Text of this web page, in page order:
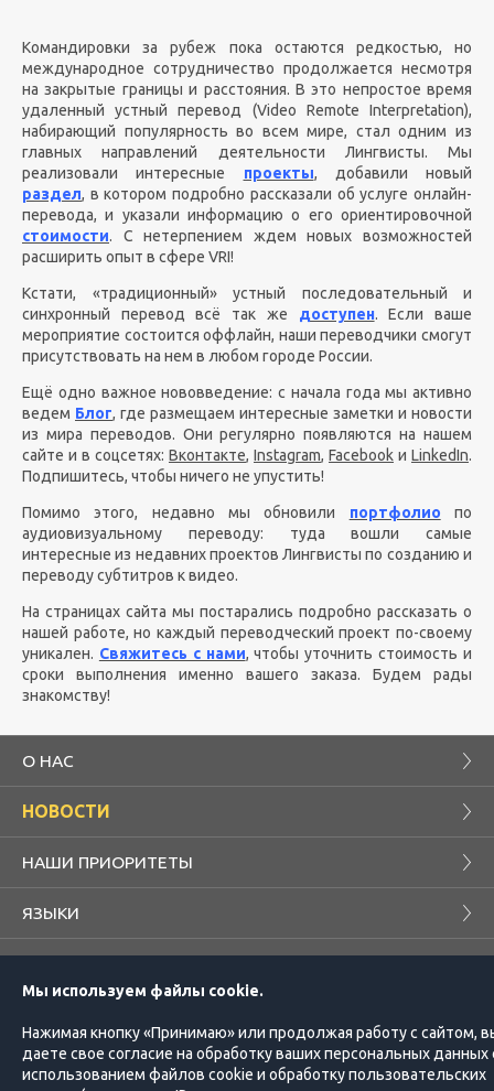
Командировки за рубеж пока остаются редкостью, но
международное сотрудничество продолжается несмотря
на закрытые границы и расстояния. В это непростое время
удаленный устный перевод (Video Remote Interpretation),
набирающий популярность во всем мире, стал одним из
главных направлений деятельности Лингвисты. Мы
реализовали интересные проекты, добавили новый
раздел, в котором подробно рассказали об услуге онлайн-
перевода, и указали информацию о его ориентировочной
стоимости. С нетерпением ждем новых возможностей
расширить опыт в сфере VRI!
Кстати, «традиционный» устный последовательный и
синхронный перевод всё так же доступен. Если ваше
мероприятие состоится оффлайн, наши переводчики смогут
присутствовать на нем в любом городе России.
Ещё одно важное нововведение: с начала года мы активно
ведем Блог, где размещаем интересные заметки и новости
из мира переводов. Они регулярно появляются на нашем
сайте и в соцсетях: Вконтакте, Instagram, Facebook и LinkedIn.
Подпишитесь, чтобы ничего не упустить!
Помимо этого, недавно мы обновили портфолио по
аудиовизуальному переводу: туда вошли самые
интересные из недавних проектов Лингвисты по созданию и
переводу субтитров к видео.
На страницах сайта мы постарались подробно рассказать о
нашей работе, но каждый переводческий проект по-своему
уникален. Свяжитесь с нами, чтобы уточнить стоимость и
сроки выполнения именно вашего заказа. Будем рады
знакомству!
О НАС
НОВОСТИ
НАШИ ПРИОРИТЕТЫ
ЯЗЫКИ
ЗАКАЗЧИКУ ПЕРЕВОДЧИКУ
Мы используем файлы cookie.
Нажимая кнопку «Принимаю» или продолжая работу с сайтом,
даете свое согласие на обработку ваших персональных данных
использованием файлов cookie и обработку пользовательских